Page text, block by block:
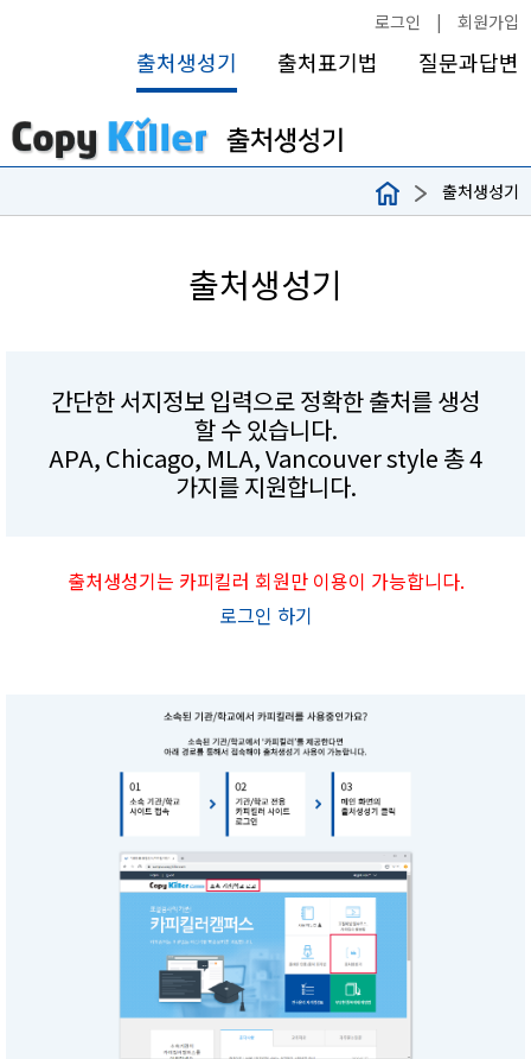
로그인 | 회원가입
출처생성기 출처표기법 질문과답변
출처생성기
출처생성기
간단한 서지정보 입력으로 정확한 출처를 생성
할 수 있습니다.
APA, Chicago, MLA, Vancouver style 총 4
가지를 지원합니다.
출처생성기는 카피킬러 회원만 이용이 가능합니다.
로그인 하기